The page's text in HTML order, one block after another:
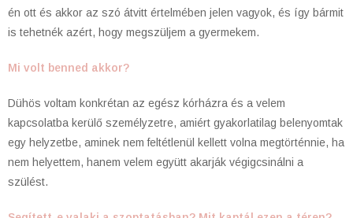
én ott és akkor az szó átvitt értelmében jelen vagyok, és így bármit
is tehetnék azért, hogy megszüljem a gyermekem.
Mi volt benned akkor?
Dühös voltam konkrétan az egész kórházra és a velem
kapcsolatba kerülő személyzetre, amiért gyakorlatilag belenyomtak
egy helyzetbe, aminek nem feltétlenül kellett volna megtörténnie, ha
nem helyettem, hanem velem együtt akarják végigcsinálni a
szülést.